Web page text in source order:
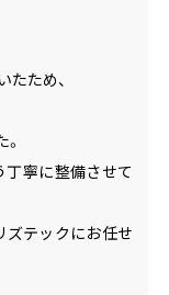
たため、
丁寧に整備させて
ズテックにお任せ